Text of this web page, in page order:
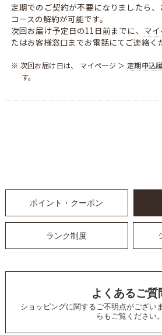
定期でのご契約が不要になりましたら、
コースの解約が可能です。
次回お届け予定日の11日前までに、 マ
たはお客様窓口までお電話にてご連絡く
※ 次回お届け日は、 マイページ ＞ 定期申込
す。
ポイント・クーポン
ランク制度
よくあるご質
ショッピングに関するご不明点がござい
らもご覧ください。